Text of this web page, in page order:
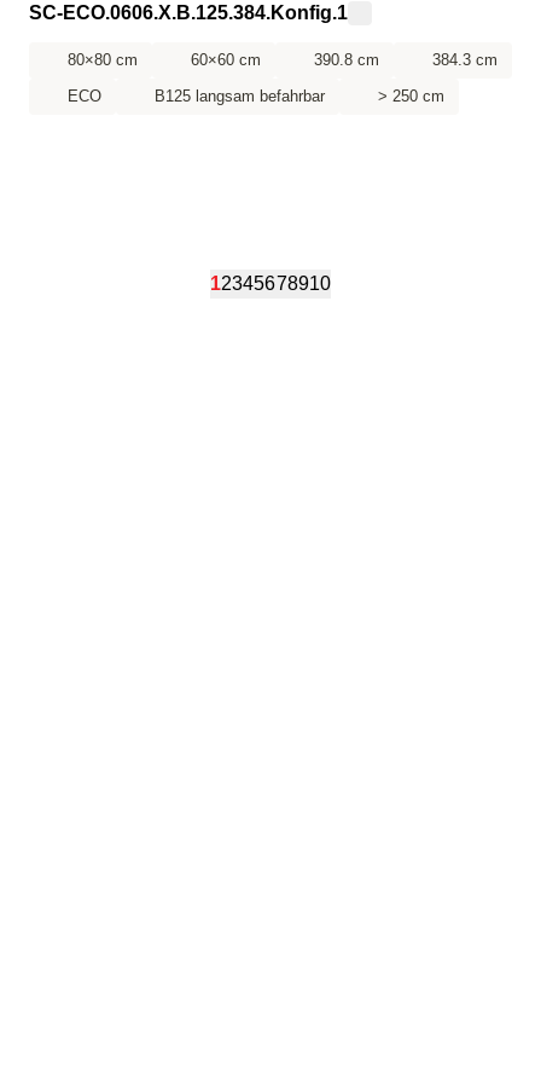
SC-ECO.0606.X.B.125.384.Konfig.1
80×80 cm 60×60 cm 390.8 cm
384.3 cm
ECO
B125 langsam befahrbar > 250 cm
12345678910